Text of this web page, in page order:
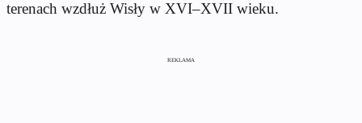
terenach wzdłuż Wisły w XVI–XVII wieku.
REKLAMA